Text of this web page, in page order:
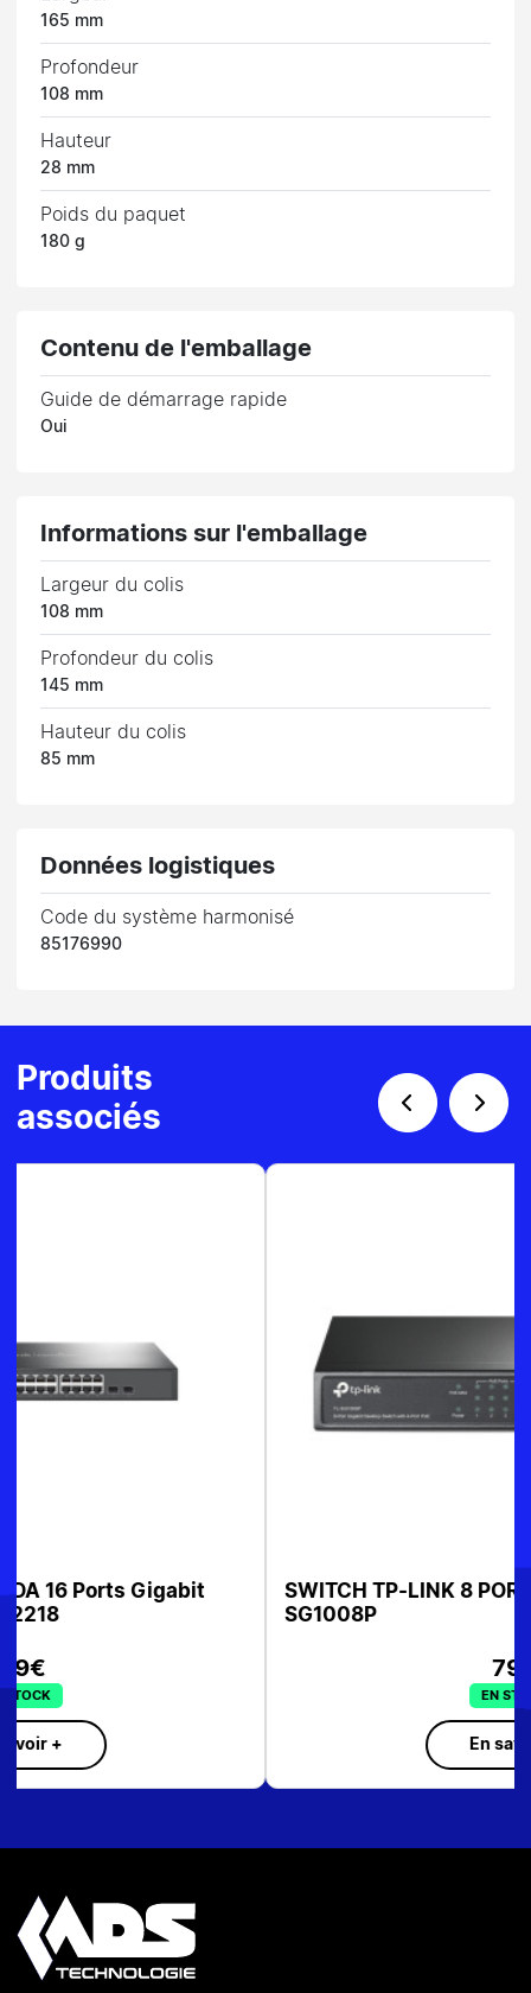
165 mm
Profondeur
108 mm
Hauteur
28 mm
Poids du paquet
180 g
Contenu de l'emballage
Guide de démarrage rapide
Oui
Informations sur l'emballage
Largeur du colis
108 mm
Profondeur du colis
145 mm
Hauteur du colis
85 mm
Données logistiques
Code du système harmonisé
85176990
Produits
associés
SWITCH TP-LINK 8 PORTS RJ45 4P POE TL-
SG1008P